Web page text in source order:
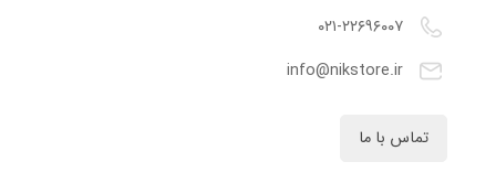
۰۲۱-۲۲۶۹۶۰۰۷
info@nikstore.ir
تماس با ما